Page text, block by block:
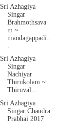
Sri Azhagiya
Singar
Brahmothsava
m ~
mandagappadi..
Sri Azhagiya
Singar
Nachiyar
Thirukolam ~
Thiruval...
Sri Azhagiya
Singar Chandra
Prabhai 2017